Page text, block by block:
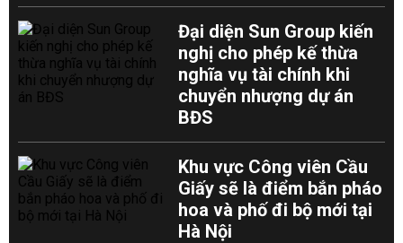
Đại diện Sun Group kiến
nghị cho phép kế thừa
nghĩa vụ tài chính khi
chuyển nhượng dự án
BĐS
Khu vực Công viên Cầu
Giấy sẽ là điểm bắn pháo
hoa và phố đi bộ mới tại
Hà Nội